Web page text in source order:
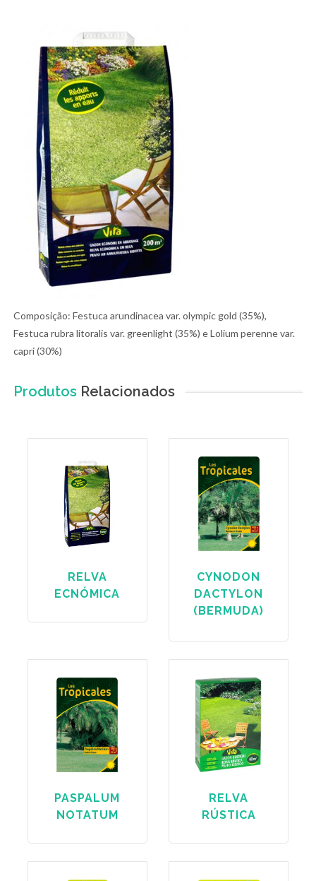
Composição: Festuca arundinacea var. olympic gold (35%),
Festuca rubra litoralis var. greenlight (35%) e Lolium perenne var.
capri (30%)
Produtos Relacionados
RELVA
ECNÓMICA
CYNODON
DACTYLON
(BERMUDA)
PASPALUM
NOTATUM
RELVA
RÚSTICA